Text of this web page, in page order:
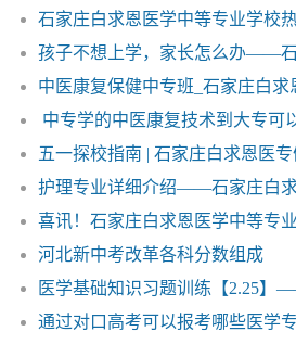
护理专业详细介绍——石家庄白
河北新中考改革各科分数组成